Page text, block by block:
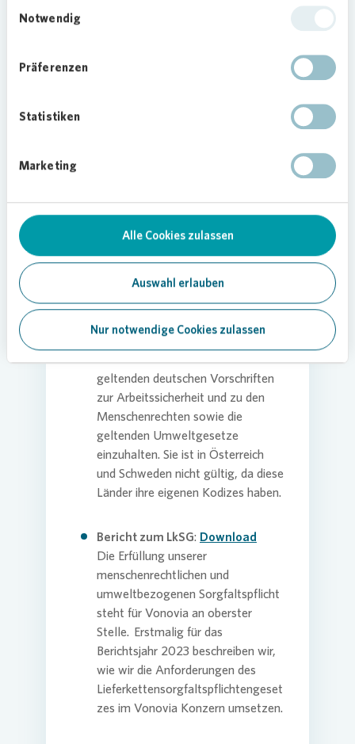
Notwendig
Präferenzen
Statistiken
Marketing
Alle Cookies zulassen
Auswahl erlauben
Nur notwendige Cookies zulassen
Subunternehmer unserer
Vertragspartner. Der
Geschäftspartner-Kodex muss
verbindlich akzeptiert und täglich
Vonovia-Baustellen gelebt
werden. Er beinhaltet u.a. die
Verpflichtung, Schwarzarbeit
auszuschließen, den gesetzlichen
Mindestlohn zu zahlen und die
geltenden deutschen Vorschriften
zur Arbeitssicherheit und zu den
Menschenrechten sowie die
geltenden Umweltgesetze
einzuhalten. Sie ist in Österreich
und Schweden nicht gültig, da diese
Länder ihre eigenen Kodizes haben.
Bericht zum LkSG: Download
Die Erfüllung unserer
menschenrechtlichen und
umweltbezogenen Sorgfaltspflicht
steht für Vonovia an oberster
Stelle. Erstmalig für das
Berichtsjahr 2023 beschreiben wir,
wie wir die Anforderungen des
Lieferkettensorgfaltspflichtengeset
zes im Vonovia Konzern umsetzen.